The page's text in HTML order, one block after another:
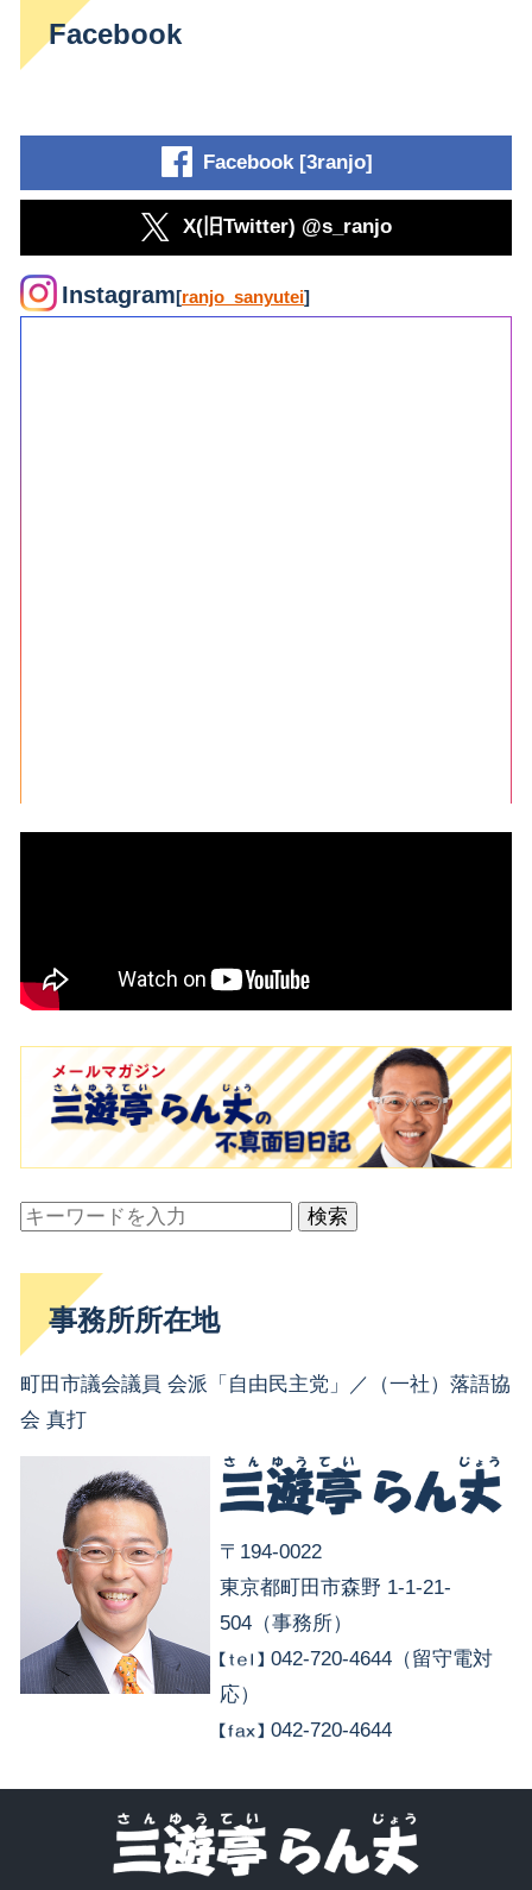
Facebook
Facebook [3ranjo]
X(旧Twitter) @s_ranjo
Instagram[ranjo_sanyutei]
検索
事務所所在地
町田市議会議員 会派「自由民主党」／（一社）落語協
会 真打
〒194-0022
東京都町田市森野 1-1-21-
504（事務所）
042-720-4644（留守電対
応）
042-720-4644